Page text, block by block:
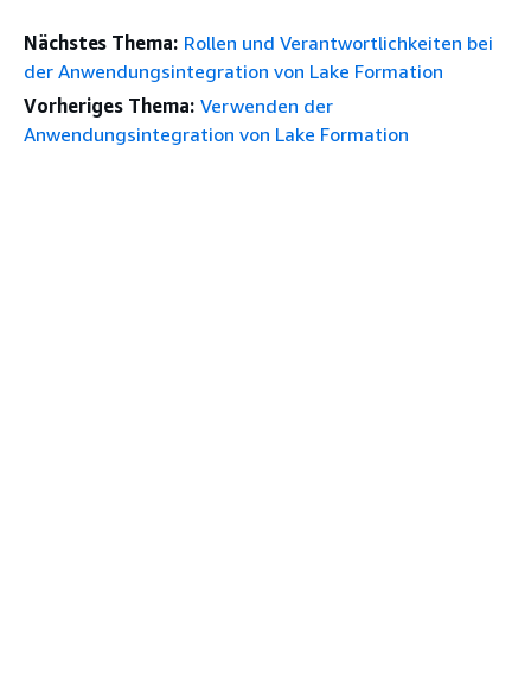
Nächstes Thema: Rollen und Verantwortlichkeiten bei
der Anwendungsintegration von Lake Formation
Vorheriges Thema: Verwenden der
Anwendungsintegration von Lake Formation